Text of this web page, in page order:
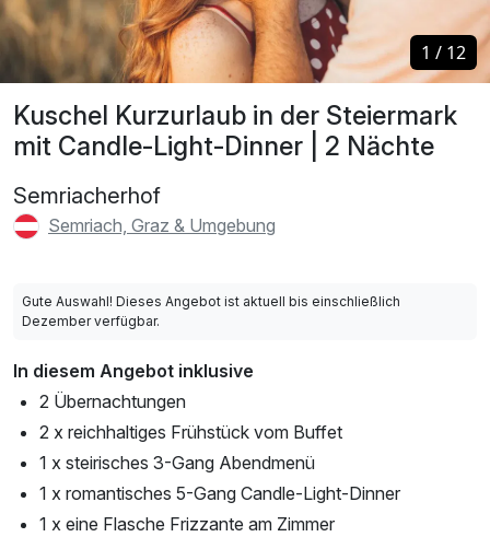
Kuschel Kurzurlaub in der Steiermark
mit Candle-Light-Dinner | 2 Nächte
Semriacherhof
Semriach, Graz & Umgebung
1 / 12
1 / 12
Gute Auswahl! Dieses Angebot ist aktuell bis einschließlich
Dezember verfügbar.
In diesem Angebot inklusive
2 Übernachtungen
2 x reichhaltiges Frühstück vom Buffet
1 x steirisches 3-Gang Abendmenü
1 x romantisches 5-Gang Candle-Light-Dinner
1 x eine Flasche Frizzante am Zimmer